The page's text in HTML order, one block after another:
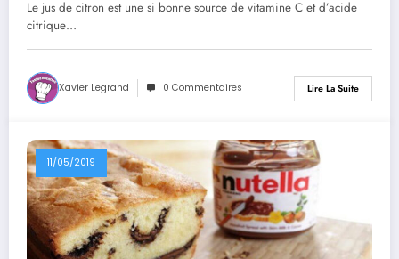
Le jus de citron est une si bonne source de vitamine C et d’acide
citrique…
Xavier Legrand 0 Commentaires Lire La Suite
11/05/2019